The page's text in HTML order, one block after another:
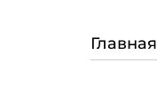
Главная